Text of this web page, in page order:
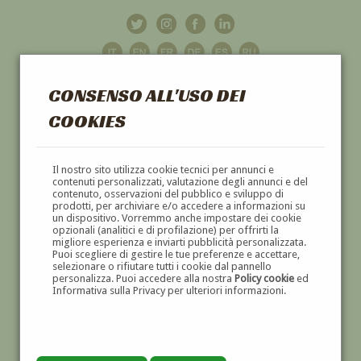
CONSENSO ALL'USO DEI
COOKIES
Il nostro sito utilizza cookie tecnici per annunci e
contenuti personalizzati, valutazione degli annunci e del
contenuto, osservazioni del pubblico e sviluppo di
prodotti, per archiviare e/o accedere a informazioni su
un dispositivo. Vorremmo anche impostare dei cookie
opzionali (analitici e di profilazione) per offrirti la
migliore esperienza e inviarti pubblicità personalizzata.
Puoi scegliere di gestire le tue preferenze e accettare,
selezionare o rifiutare tutti i cookie dal pannello
personalizza. Puoi accedere alla nostra Policy cookieed
Informativa sulla Privacy per ulteriori informazioni.
GALLERIAD'ARTE
DIPINTI E SCULTURE '800 E '900